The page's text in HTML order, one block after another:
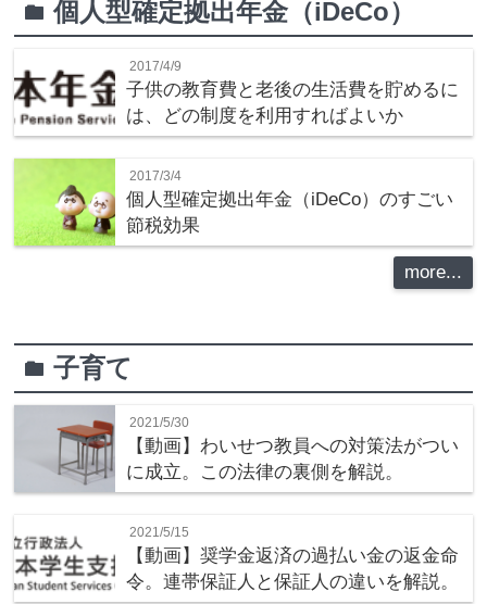
folder個人型確定拠出年金（iDeCo）
2017/4/9
子供の教育費と老後の生活費を貯めるに
は、どの制度を利用すればよいか
2017/3/4
個人型確定拠出年金（iDeCo）のすごい
節税効果
more...
folder子育て
2021/5/30
【動画】わいせつ教員への対策法がつい
に成立。この法律の裏側を解説。
2021/5/15
【動画】奨学金返済の過払い金の返金命
令。連帯保証人と保証人の違いを解説。